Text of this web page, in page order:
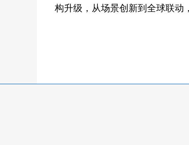
构升级，从场景创新到全球联动